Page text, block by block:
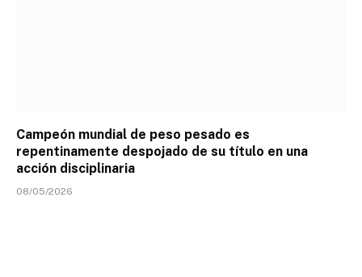
Campeón mundial de peso pesado es
repentinamente despojado de su título en una
acción disciplinaria
08/05/2026